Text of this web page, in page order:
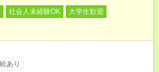
社会人未経験OK
大学生歓迎
あり